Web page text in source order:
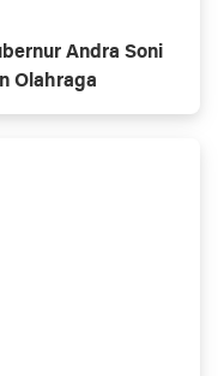
Andra Soni
Olahraga